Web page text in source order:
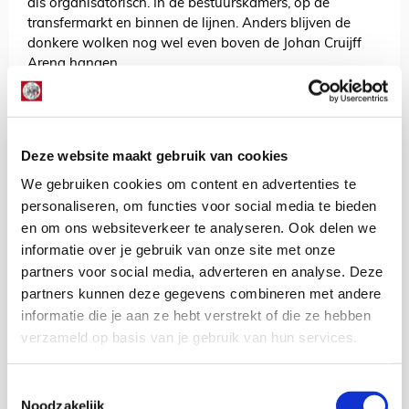
Deze website maakt gebruik van cookies
We gebruiken cookies om content en advertenties te
personaliseren, om functies voor social media te bieden
en om ons websiteverkeer te analyseren. Ook delen we
informatie over je gebruik van onze site met onze
partners voor social media, adverteren en analyse. Deze
partners kunnen deze gegevens combineren met andere
informatie die je aan ze hebt verstrekt of die ze hebben
verzameld op basis van je gebruik van hun services.
Noodzakelijk
als organisatorisch. In de bestuurskamers, op de
transfermarkt en binnen de lijnen. Anders blijven de
donkere wolken nog wel even boven de Johan Cruijff
Arena hangen.
Voor de korte termijn kijk ik echter naar het veld. Daar
moet het gebeuren. De spelers zijn aan zet. Net als de
kunnen ervoor zorgen dat in het regenachtige
Hup, Ajax!
AANBEVOLEN
Ajax en Villarreal zijn eruit:
Rulli gaat in Amsterdam
keepen